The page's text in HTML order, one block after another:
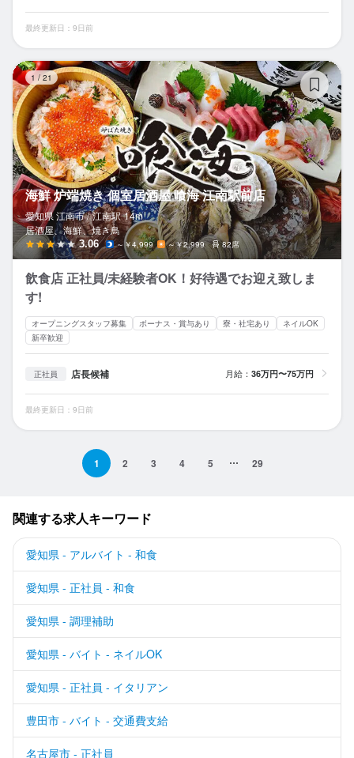
最終更新日：9日前
1 / 21
海鮮 炉端焼き 個室居酒屋 喰海 江南駅前店
愛知県 江南市 / 江南駅 14m
居酒屋、海鮮、焼き鳥
3.06 ～￥4,999 ～￥2,999 82席
飲食店 正社員/未経験者OK！好待遇でお迎え致しま
す!
オープニングスタッフ募集 ボーナス・賞与あり 寮・社宅あり
ネイルOK
新卒歓迎
正社員 店長候補 月給： 36万円〜75万円
最終更新日：9日前
1 2 3 4 5 29
関連する求人キーワード
愛知県 - アルバイト - 和食
愛知県 - 正社員 - 和食
愛知県 - 調理補助
愛知県 - バイト - ネイルOK
愛知県 - 正社員 - イタリアン
豊田市 - バイト - 交通費支給
名古屋市 - 正社員